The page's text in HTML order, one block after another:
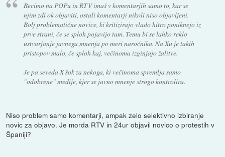
Recimo na POPu in RTV imaš v komentarjih samo to, kar se
njim zdi ok objaviti, ostali komentarji nikoli niso objavljeni.
Bolj problematične novice, ki kritizirajo vlado hitro poniknejo iz
prve strani, če se sploh pojavijo tam. Temu bi se lahko reklo
ustvarjanje javnega mnenja po meri naročnika. Na Xu je takih
pristopov malo, če sploh kaj, večinoma izginjajo žalitve.
Je pa seveda X šok za nekoga, ki večinoma spremlja samo
"odobrene" medije, kjer se javno mnenje strogo kontrolira.
Niso problem samo komentarji, ampak zelo selektivno izbiranje
novic za objavo. Je morda RTV in 24ur objavil novico o protestih v
Španiji?